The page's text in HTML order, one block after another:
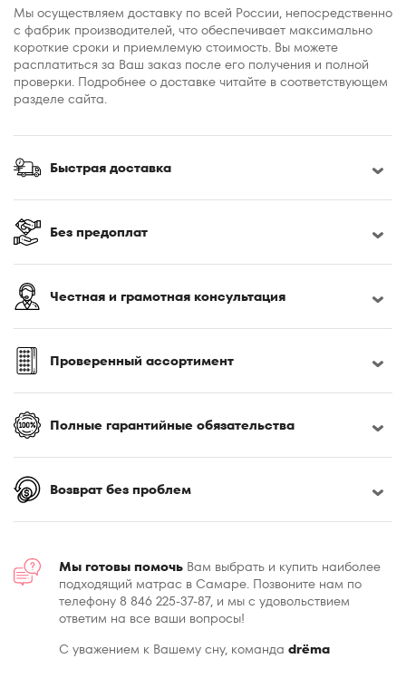
Мы осуществляем доставку по всей России, непосредственно
с фабрик производителей, что обеспечивает максимально
короткие сроки и приемлемую стоимость. Вы можете
расплатиться за Ваш заказ после его получения и полной
проверки. Подробнее о доставке читайте в соответствующем
разделе сайта.
Быстрая доставка
Без предоплат
Честная и грамотная консультация
Проверенный ассортимент
Полные гарантийные обязательства
Возврат без проблем
Мы готовы помочь Вам выбрать и купить наиболее
подходящий матрас в Самаре. Позвоните нам по
телефону 8 846 225-37-87, и мы с удовольствием
ответим на все ваши вопросы!
С уважением к Вашему сну, команда drёma